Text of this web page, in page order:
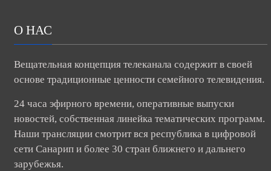
О НАС
Вещательная концепция телеканала содержит в своей
основе традиционные ценности семейного телевидения.
24 часа эфирного времени, оперативные выпуски
новостей, собственная линейка тематических программ.
Наши трансляции смотрит вся республика в цифровой
сети Санарип и более 30 стран ближнего и дальнего
зарубежья.